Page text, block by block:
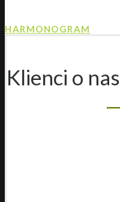
HARMONOGRAM
Klienci o nas